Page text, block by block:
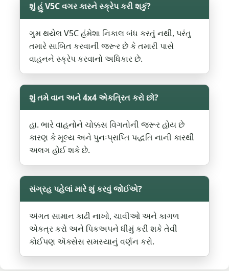
શું હું V5C વગર કારને સ્ક્રેપ કરી શકું?
ગુમ થયેલ V5C હંમેશા નિકાલ બંધ કરતું નથી, પરંતુ
તમારે સાબિત કરવાની જરૂર છે કે તમારી પાસે
વાહનને સ્ક્રેપ કરવાનો અધિકાર છે.
શું તમે વાન અને 4x4 એકત્રિત કરો છો?
હા. ભારે વાહનોને ચોક્કસ વિગતોની જરૂર હોય છે
કારણ કે મૂલ્ય અને પુનઃપ્રાપ્તિ પદ્ધતિ નાની કારથી
અલગ હોઈ શકે છે.
સંગ્રહ પહેલાં મારે શું કરવું જોઈએ?
અંગત સામાન કાઢી નાખો, ચાવીઓ અને કાગળ
એકત્ર કરો અને પિકઅપને ધીમું કરી શકે તેવી
કોઈપણ ઍક્સેસ સમસ્યાનું વર્ણન કરો.